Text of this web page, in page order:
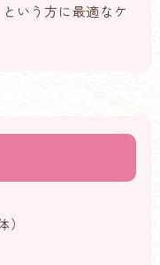
いう方に最適なケ